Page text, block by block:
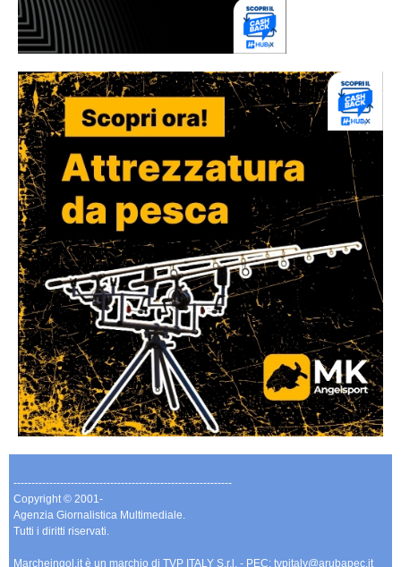
-------------------------------------------------------------
Copyright © 2001-
Agenzia Giornalistica Multimediale.
Tutti i diritti riservati.
Marcheingol.it è un marchio di TVP ITALY S.r.l. - PEC: tvpitaly@arubapec.it